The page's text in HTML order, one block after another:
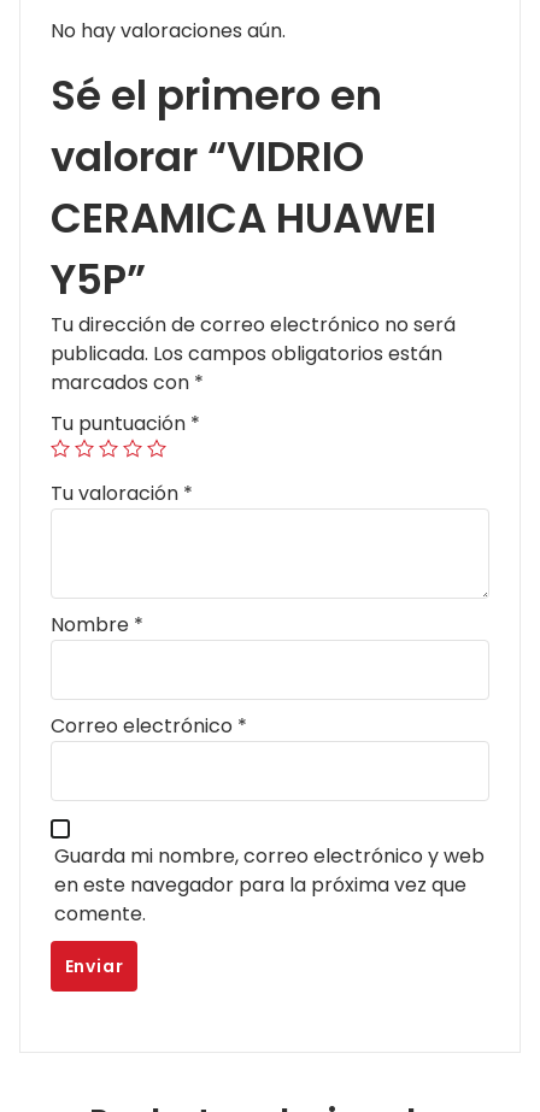
No hay valoraciones aún.
Sé el primero en
valorar “VIDRIO
CERAMICA HUAWEI
Y5P”
Tu dirección de correo electrónico no será
publicada. Los campos obligatorios están
marcados con *
Tu puntuación *
Tu valoración *
Nombre *
Correo electrónico *
Guarda mi nombre, correo electrónico y web
en este navegador para la próxima vez que
comente.